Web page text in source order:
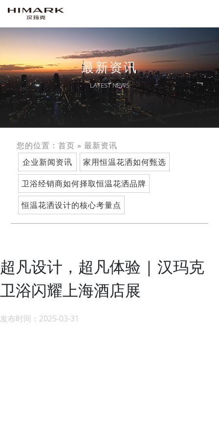
最新资讯
LATEST NEWS
您的位置：首页 »最新资讯
企业新闻资讯
家用恒温花洒如何甄选
卫浴经销商如何择取恒温花洒品牌
恒温花洒设计的核心考量点
超凡设计，超凡体验 | 汉玛克
卫浴闪耀上海酒店展
发布时间：2025-03-31